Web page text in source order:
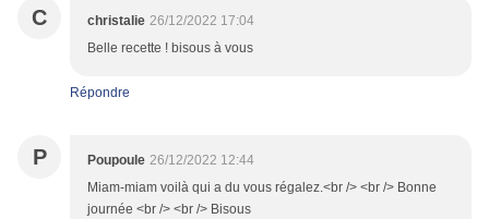
C christalie 26/12/2022 17:04
Belle recette ! bisous à vous
Répondre
P Poupoule 26/12/2022 12:44
Miam-miam voilà qui a du vous régalez.<br /> <br /> Bonne
journée <br /> <br /> Bisous